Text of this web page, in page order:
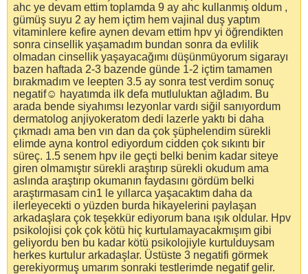
ahc ye devam ettim toplamda 9 ay ahc kullanmış oldum ,
gümüş suyu 2 ay hem içtim hem vajinal duş yaptım
vitaminlere kefire aynen devam ettim hpv yi öğrendikten
sonra cinsellik yaşamadım bundan sonra da evlilik
olmadan cinsellik yaşayacağımı düşünmüyorum sigarayı
bazen haftada 2-3 bazende günde 1-2 içtim tamamen
bırakmadım ve leepten 3.5 ay sonra test verdim sonuç
negatif☺ hayatımda ilk defa mutluluktan ağladım. Bu
arada bende siyahımsı lezyonlar vardı siğil sanıyordum
dermatolog anjiyokeratom dedi lazerle yaktı bi daha
çıkmadı ama ben vın dan da çok şüphelendim sürekli
elimde ayna kontrol ediyordum cidden çok sıkıntı bir
süreç. 1.5 senem hpv ile geçti belki benim kadar siteye
giren olmamıştır sürekli araştırıp sürekli okudum ama
aslında araştırıp okumanın faydasını gördüm belki
araştırmasam cin1 le yıllarca yaşacaktım daha da
ilerleyecekti o yüzden burda hikayelerini paylaşan
arkadaşlara çok teşekkür ediyorum bana ışık oldular. Hpv
psikolojisi çok çok kötü hiç kurtulamayacakmışım gibi
geliyordu ben bu kadar kötü psikolojiyle kurtulduysam
herkes kurtulur arkadaşlar. Üstüste 3 negatifi görmek
gerekiyormuş umarım sonraki testlerimde negatif gelir.